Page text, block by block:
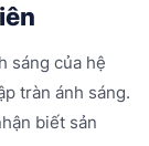
sáng của hệ
tràn ánh sáng.
biết sản